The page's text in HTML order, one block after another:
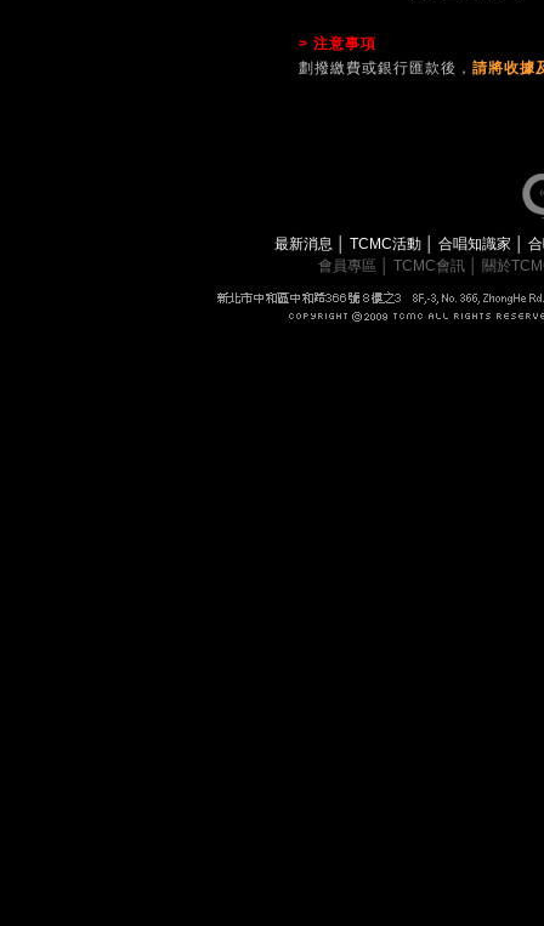
> 注意事項
劃撥繳費或銀行匯款後， 請將收據
最新消息 TCMC活動 合唱知識家
會員專區
TCMC會訊 關於